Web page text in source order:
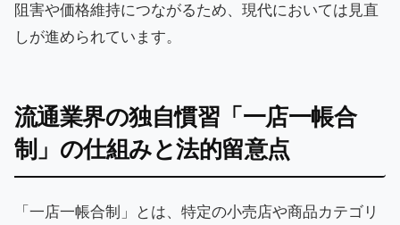
阻害や価格維持につながるため、現代においては見直
しが進められています。
流通業界の独自慣習「一店一帳合
制」の仕組みと法的留意点
「一店一帳合制」とは、特定の小売店や商品カテゴリ